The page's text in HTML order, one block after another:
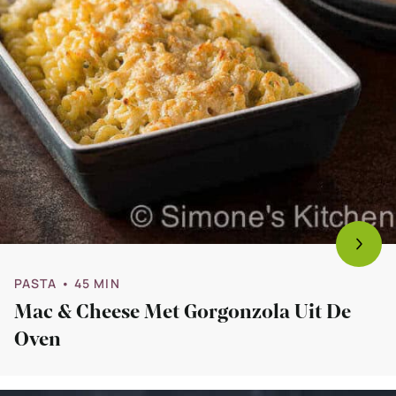
PASTA • 45 MIN
Mac & Cheese Met Gorgonzola Uit De
Oven